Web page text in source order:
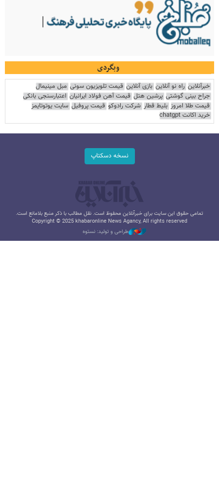
وبگردی
خبرآنلاین راه نو آنلاین بازی آنلاین قیمت تلویزیون سونی مبل مینیمال
جراح بینی گوشتی پرشین هتل قیمت آهن فولاد ایرانیان اعتبارسنجی بانکی
قیمت طلا امروز بلیط قطار شرکت رادوکو قیمت پروفیل سایت یوتوتایمز
خرید اکانت chatgpt
نسخه دسکتاپ
تمامی حقوق این سایت برای خبرآنلاین محفوظ است. نقل مطالب با ذکر منبع بلامانع است.
Copyright © 2025 khabaronline News Agancy, All rights reserved
طراحی و تولید: نستوه